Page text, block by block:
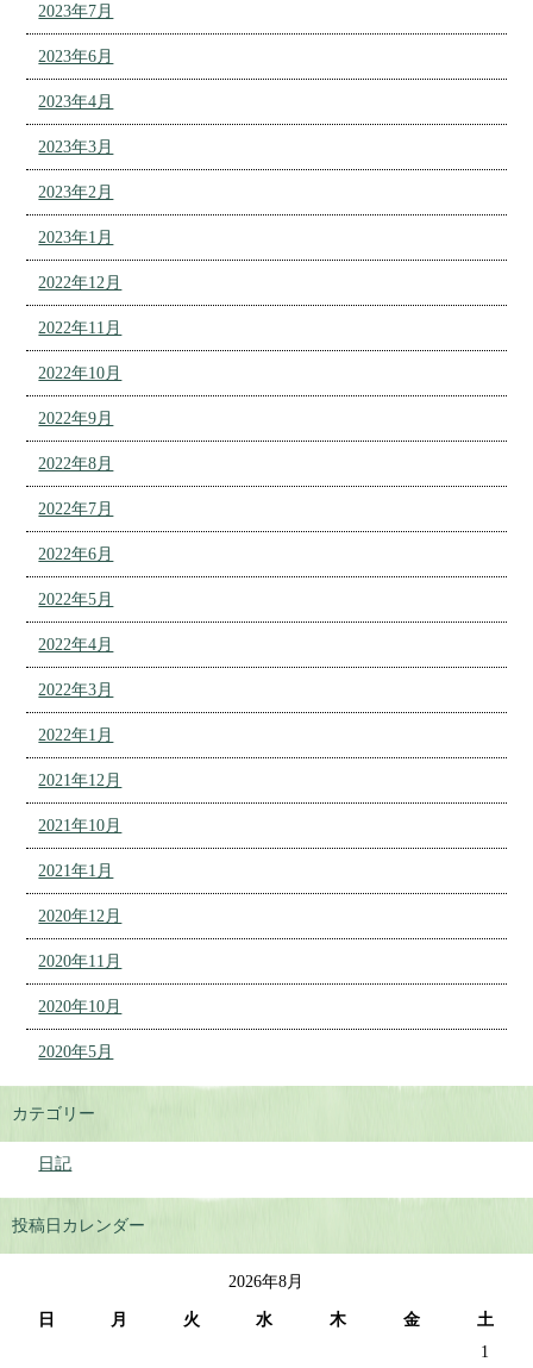
2023年7月
2023年6月
2023年4月
2023年3月
2023年2月
2023年1月
2022年12月
2022年11月
2022年10月
2022年9月
2022年8月
2022年7月
2022年6月
2022年5月
2022年4月
2022年3月
2022年1月
2021年12月
2021年10月
2021年1月
2020年12月
2020年11月
2020年10月
2020年5月
カテゴリー
日記
投稿日カレンダー
2026年8月
日 月 火 水 木 金
土
1